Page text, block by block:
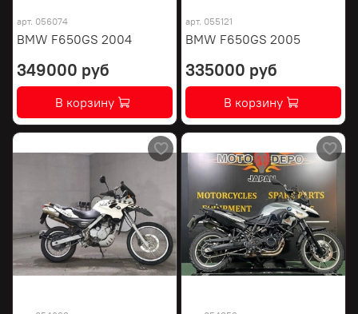
арт. 056074
BMW F650GS 2004
349000 руб
В корзину
арт. 055121
BMW F650GS 2005
335000 руб
В корзину